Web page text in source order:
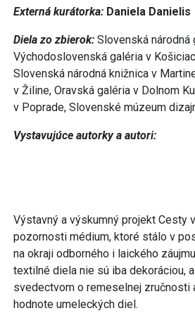
Externá kurátorka: Daniela Danielis
Diela zo zbierok: Slovenská národná
Východoslovenská galéria v
Slovenská národná knižnica v
v Žiline, Oravská galéria v Dolnom
v Poprade, Slovenské múzeum
Vystavujúce autorky a autori:
Výstavný a výskumný projekt Cesty
pozornosti médium, ktoré stálo v
na okraji odborného i laického
textilné diela nie sú iba dekoráciou,
svedectvom o remeselnej zručnosti
hodnote umeleckých diel.